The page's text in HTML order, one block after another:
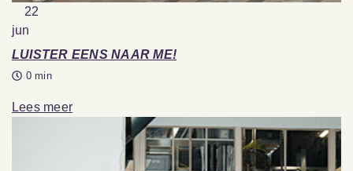
22
jun
LUISTER EENS NAAR ME!
0 min
Lees meer